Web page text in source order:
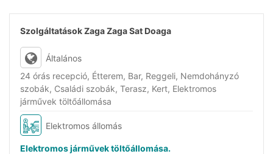
RO
Szolgáltatások Zaga Zaga Sat Doaga
Általános
24 órás recepció, Étterem, Bar, Reggeli, Nemdohányzó
szobák, Családi szobák, Terasz, Kert, Elektromos
járművek töltőállomása
Elektromos állomás
Elektromos járművek töltőállomása.